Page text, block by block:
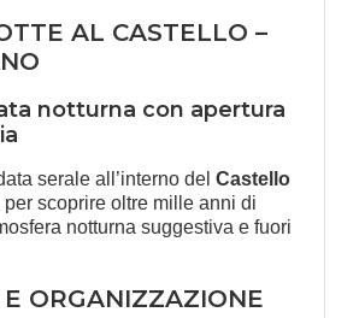
AL CASTELLO –
notturna con apertura
serale all’interno del Castello
per scoprire oltre mille anni di
notturna suggestiva e fuori
ORGANIZZAZIONE